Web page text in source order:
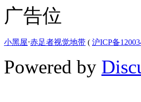
广告位
小黑屋⋅赤足者视觉地带 ( 沪ICP备
Powered by